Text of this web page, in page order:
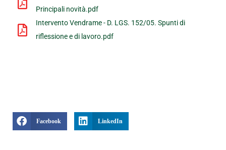
Principali novità.pdf
Intervento Vendrame - D. LGS. 152/05. Spunti di
riflessione e di lavoro.pdf
Facebook LinkedIn